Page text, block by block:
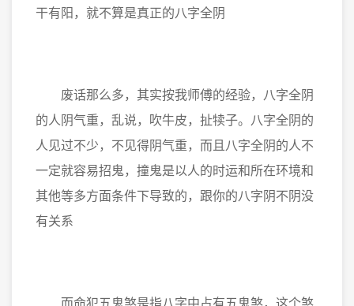
干有阳，就不算是真正的八字全阴
废话那么多，其实按我师傅的经验，八字全阴
的人阴气重，乱说，吹牛皮，扯犊子。八字全阴的
人见过不少，不见得阴气重，而且八字全阴的人不
一定就容易招鬼，撞鬼是以人的时运和所在环境和
其他等多方面条件下导致的，跟你的八字阴不阴没
有关系